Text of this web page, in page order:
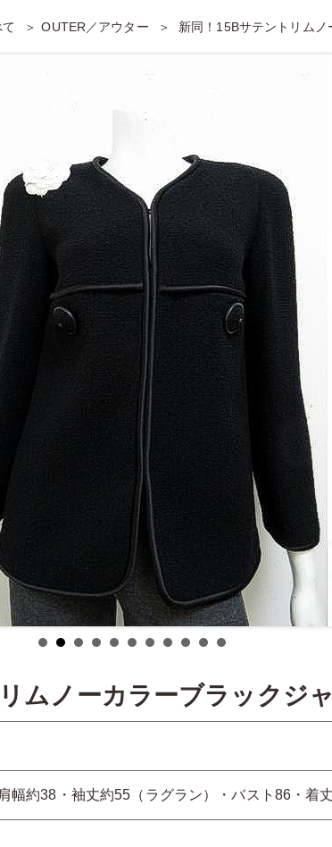
OUTER／アウター 新同！15Bサテントリム
ムノーカラーブラックジ
38・袖丈約55（ラグラン）・バスト86・着